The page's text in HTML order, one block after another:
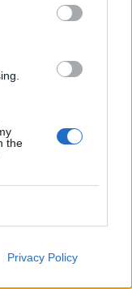
the
Privacy Policy